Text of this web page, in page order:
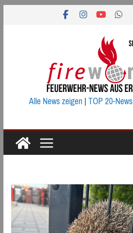
Alle News zeigen|TOP 20-News